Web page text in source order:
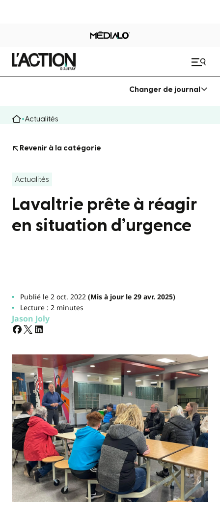
Changer de journal
Actualités
Revenir à la catégorie
Actualités
Lavaltrie prête à réagir
en situation d’urgence
Publié le 2 oct. 2022(Mis à jour le 29 avr. 2025)
Lecture : 2 minutes
Jason Joly